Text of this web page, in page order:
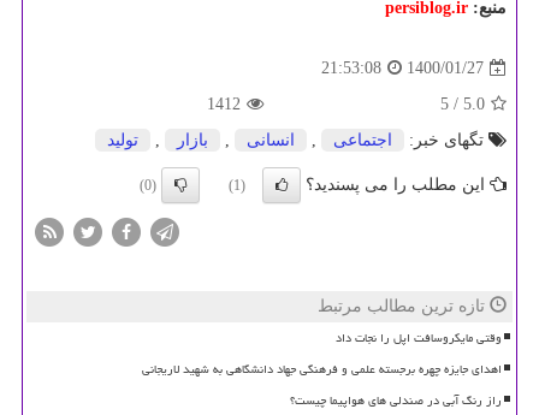
منبع: persiblog.ir
1400/01/27
21:53:08
5.0
/ 5
1412
تگهای خبر:
اجتماعی , انسانی , بازار , تولید
این مطلب را می پسندید؟ (1)
(0)
تازه ترین مطالب مرتبط
وقتی مایکروسافت اپل را نجات داد
اهدای جایزه چهره برجسته علمی و فرهنگی جهاد دانشگاهی به شهید لاریجانی
راز رنگ آبی در صندلی های هواپیما چیست؟